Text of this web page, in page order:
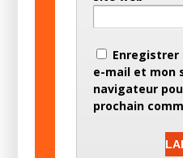
Enregistrer
e-mail et mon
navigateur
prochain